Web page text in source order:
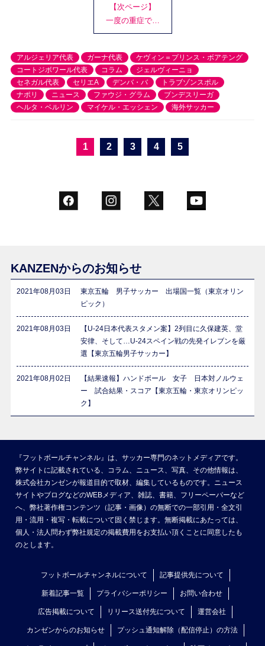
【次ページ】
一度の重症で…
アルジェリア代表 ガーナ代表
ケヴィン＝プリンス・ボアテング
コートジボワール代表
コラム
ジェルヴィーニョ
セネガル代表
セリエA デンバ・バ
トラブゾンスポル
ナポリ
ニュース ファウジ・グラム
ブンデスリーガ
ヘルタ・ベルリン
マイケル・エッシェン 海外サッカー
1 2 3 4 5
KANZENからのお知らせ
2021年08月03日
東京五輪 男子サッカー 出場国一覧（東京オリン
ピック）
2021年08月03日
【U-24日本代表スタメン案】2列目に久保建英、堂
安律、そして…U-24スペイン戦の先発イレブンを厳
選【東京五輪男子サッカー】
2021年08月02日
【結果速報】ハンドボール 女子 日本対ノルウェ
ー 試合結果・スコア【東京五輪・東京オリンピッ
ク】
『フットボールチャンネル』は、サッカー専門のネットメディアです。
弊サイトに記載されている、コラム、ニュース、写真、その他情報は、
株式会社カンゼンが報道目的で取材、編集しているものです。ニュース
サイトやブログなどのWEBメディア、雑誌、書籍、フリーペーパーなど
へ、弊社著作権コンテンツ（記事・画像）の無断での一部引用・全文引
用・流用・複写・転載について固く禁じます。無断掲載にあたっては、
個人・法人問わず弊社規定の掲載費用をお支払い頂くことに同意したも
のとします。
フットボールチャンネルについて 記事提供先について
新着記事一覧 プライバシーポリシー お問い合わせ
広告掲載について リリース送付先について 運営会社
カンゼンからのお知らせ プッシュ通知解除（配信停止）の方法